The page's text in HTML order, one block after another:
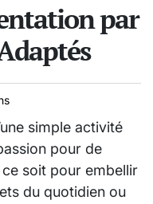
par
simple activité
pour de
soit pour embellir
du quotidien ou